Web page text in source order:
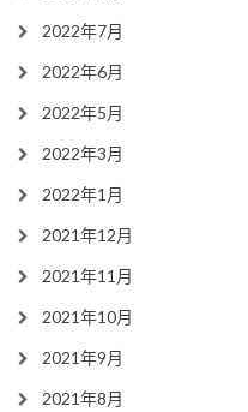
2022年7月
2022年6月
2022年5月
2022年3月
2022年1月
2021年12月
2021年11月
2021年10月
2021年9月
2021年8月